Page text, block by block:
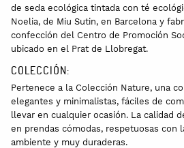
de seda ecológica tintada con té
Noelia, de Miu Sutin, en Barcelona y
confección del Centro de Promoción
ubicado en el Prat de Llobregat.
COLECCIÓN:
Pertenece a la Colección Nature, una
elegantes y minimalistas, fáciles de
llevar en cualquier ocasión. La calidad
en prendas cómodas, respetuosas con
ambiente y muy duraderas.